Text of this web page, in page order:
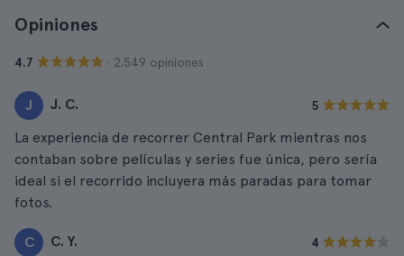
Opiniones
4.7 · 2.549 opiniones
J J. C. 5
La experiencia de recorrer Central Park mientras nos
contaban sobre películas y series fue única, pero sería
ideal si el recorrido incluyera más paradas para tomar
fotos.
C C. Y. 4